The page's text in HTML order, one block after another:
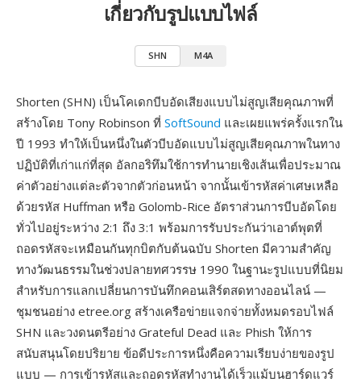
เกี่ยวกับรูปแบบไฟล์
SHN M4A
Shorten (SHN) เป็นโคเดกบีบอัดเสียงแบบไม่สูญเสียคุณภาพที่
สร้างโดย Tony Robinson ที่ SoftSound และเผยแพร่ครั้งแรกใน
ปี 1993 ทำให้เป็นหนึ่งในตัวบีบอัดแบบไม่สูญเสียคุณภาพในทาง
ปฏิบัติที่เก่าแก่ที่สุด อัลกอริทึมใช้การทำนายเชิงเส้นเพื่อประมาณ
ค่าตัวอย่างแต่ละตัวจากตัวก่อนหน้า จากนั้นเข้ารหัสค่าเศษเหลือ
ด้วยรหัส Huffman หรือ Golomb-Rice อัตราส่วนการบีบอัดโดย
ทั่วไปอยู่ระหว่าง 2:1 ถึง 3:1 พร้อมการรับประกันว่าเอาต์พุตที่
ถอดรหัสจะเหมือนกันทุกบิตกับต้นฉบับ Shorten มีความสำคัญ
ทางวัฒนธรรมในช่วงปลายทศวรรษ 1990 ในฐานะรูปแบบที่นิยม
สำหรับการแลกเปลี่ยนการบันทึกคอนเสิร์ตสดทางออนไลน์ —
ชุมชนอย่าง etree.org สร้างเครือข่ายแจกจ่ายทั้งหมดรอบไฟล์
SHN และวงดนตรีอย่าง Grateful Dead และ Phish ให้การ
สนับสนุนโดยปริยาย ข้อดีประการหนึ่งคือความเรียบง่ายของรูป
แบบ — การเข้ารหัสและถอดรหัสทำงานได้เร็วแม้บนฮาร์ดแวร์